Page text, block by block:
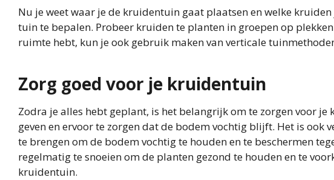
Nu je weet waar je de kruidentuin gaat plaatsen en welke
tuin te bepalen. Probeer kruiden te planten in groepen op
ruimte hebt, kun je ook gebruik maken van verticale
Zorg goed voor je kruidentuin
Zodra je alles hebt geplant, is het belangrijk om te zorgen voor
geven en ervoor te zorgen dat de bodem vochtig blijft. Het is
te brengen om de bodem vochtig te houden en te beschermen
regelmatig te snoeien om de planten gezond te houden en te
kruidentuin.